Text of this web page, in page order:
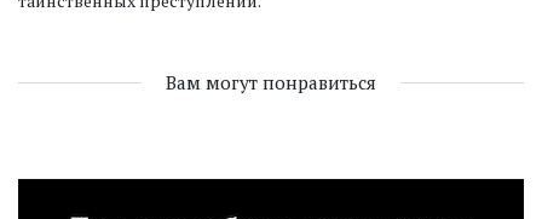
Вам могут понравиться